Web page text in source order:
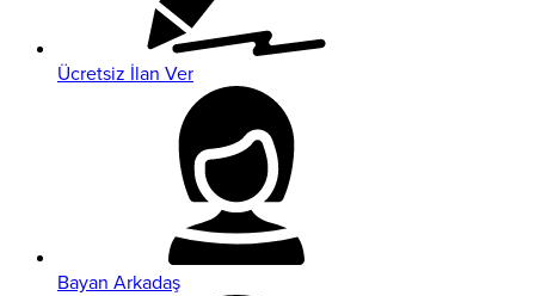
Ücretsiz İlan Ver
Bayan Arkadaş